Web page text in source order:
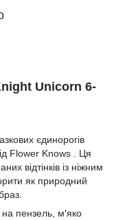
Unicorn 6-
єдинорогів
Flower Knows . Ця
відтінків із ніжним
як природний
на пензель, м'яко